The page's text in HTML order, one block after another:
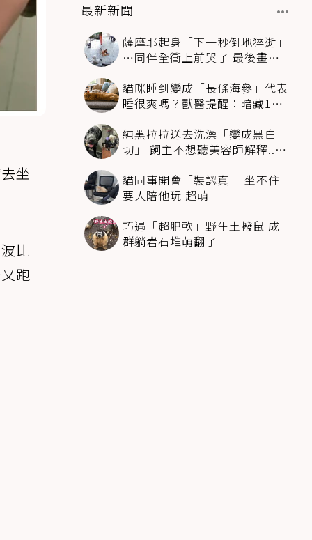
坐
比
跑
最新新聞
薩摩耶起身「下一秒倒地猝逝」
…同伴全衝上前哭了 最後畫面
貓咪睡到變成「長條海參」代表
睡很爽嗎？獸醫提醒：暗藏1種
純黑拉拉送去洗澡「變成黑白
切」 飼主不想聽美容師解釋..衝
貓同事開會「裝認真」 坐不住
要人陪他玩 超萌
巧遇「超肥軟」野生土撥鼠 成
群躺岩石堆萌翻了